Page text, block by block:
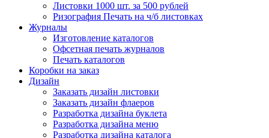
Листовки 1000 шт. за 500 рублей
Ризография Печать на ч/б листовках
Журналы
Изготовление каталогов
Офсетная печать журналов
Печать каталогов
Коробки на заказ
Дизайн
Заказать дизайн листовки
Заказать дизайн флаеров
Разработка дизайна буклета
Разработка дизайна меню
Разработка дизайна каталога